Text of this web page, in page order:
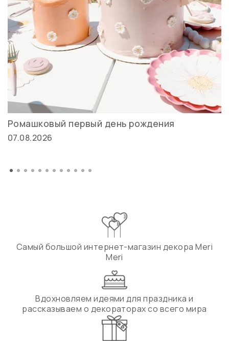
Ромашковый первый день рождения
07.08.2026
Самый большой интернет-магазин декора Meri
Meri
Вдохновляем идеями для праздника и
рассказываем о декораторах со всего мира